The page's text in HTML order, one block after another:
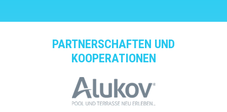
PARTNERSCHAFTEN UND
KOOPERATIONEN